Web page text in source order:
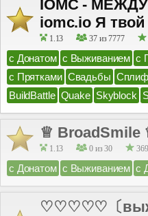
IOMC -
iomc.io Я
1.13 37 из 7777
с Донатом с Выживанием с
с Прятками Свадьбы
BuildBattle Quake Skyblock
♕ BroadSmile
1.13 0 из 30 369
с Донатом с Выживанием с
♡♡♡♡♡〔